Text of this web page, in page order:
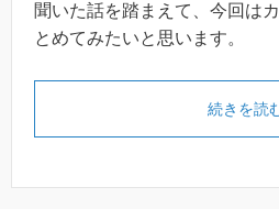
聞いた話を踏まえて、今回は
とめてみたいと思います。
続きを読